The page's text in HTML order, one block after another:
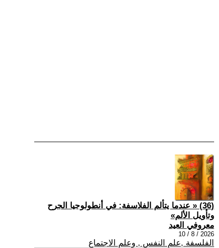
(36) « عندما يتألم الفلاسفة: في أنطولوجيا الجرح
وتأويل الألم»
معروفي العيد
2026 / 8 / 10
الفلسفة ,علم النفس , وعلم الاجتماع